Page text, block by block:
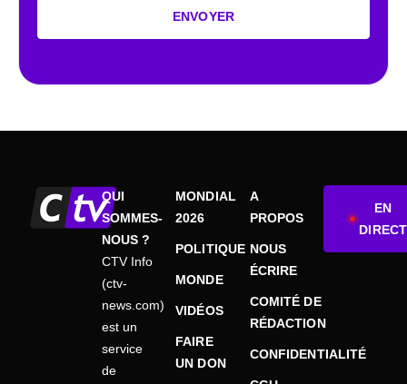
ENVOYER
QUI
SOMMES-
NOUS ?
CTV Info
(ctv-
news.com)
est un
service
de
MONDIAL
2026
POLITIQUE
MONDE
VIDÉOS
FAIRE
UN DON
A
PROPOS
NOUS
ÉCRIRE
COMITÉ DE
RÉDACTION
CONFIDENTIALITÉ
EN
DIRECT